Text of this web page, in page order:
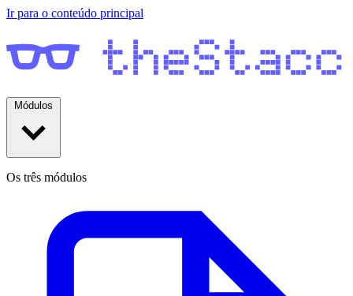
Ir para o conteúdo principal
Os três módulos